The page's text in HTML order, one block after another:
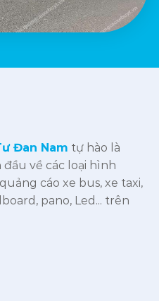
Đan Nam tự hào là
về các loại hình
cáo xe bus, xe taxi,
pano, Led... trên